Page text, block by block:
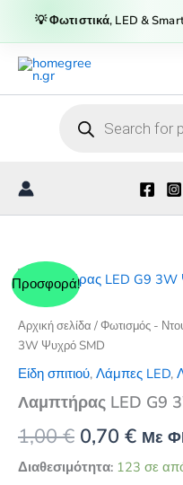
💡 Φωτιστικά, LED &
Μετάβαση
στο
περιεχόμενο
search
Προσφορά!
Αρχική σελίδα /Φωτισμός -
3W Ψυχρό SMD
Είδη σπιτιού, Λάμπες LED,
Λαμπτήρας LED G9
1,00€ Original
price
0,70 €ΗΜε
Διαθεσιμότητα: 123 σε
3W
SMD
ποσότητα